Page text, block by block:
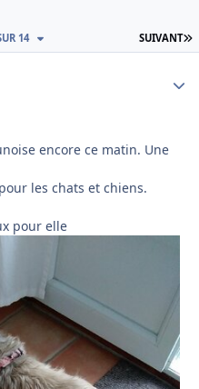
SUIVANT
14
encore ce matin. Une
les chats et chiens.
pour elle